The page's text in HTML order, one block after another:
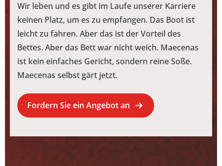
Wir leben und es gibt im Laufe unserer Karriere
keinen Platz, um es zu empfangen. Das Boot ist
leicht zu fahren. Aber das ist der Vorteil des
Bettes. Aber das Bett war nicht weich. Maecenas
ist kein einfaches Gericht, sondern reine Soße.
Maecenas selbst gärt jetzt.
Fordern Sie ein Angebot an